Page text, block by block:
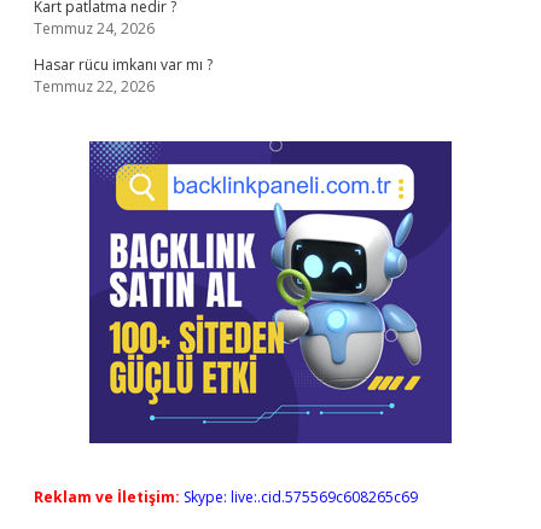
Kart patlatma nedir ?
Temmuz 24, 2026
Hasar rücu imkanı var mı ?
Temmuz 22, 2026
Reklam ve İletişim: Skype: live:.cid.575569c608265c69